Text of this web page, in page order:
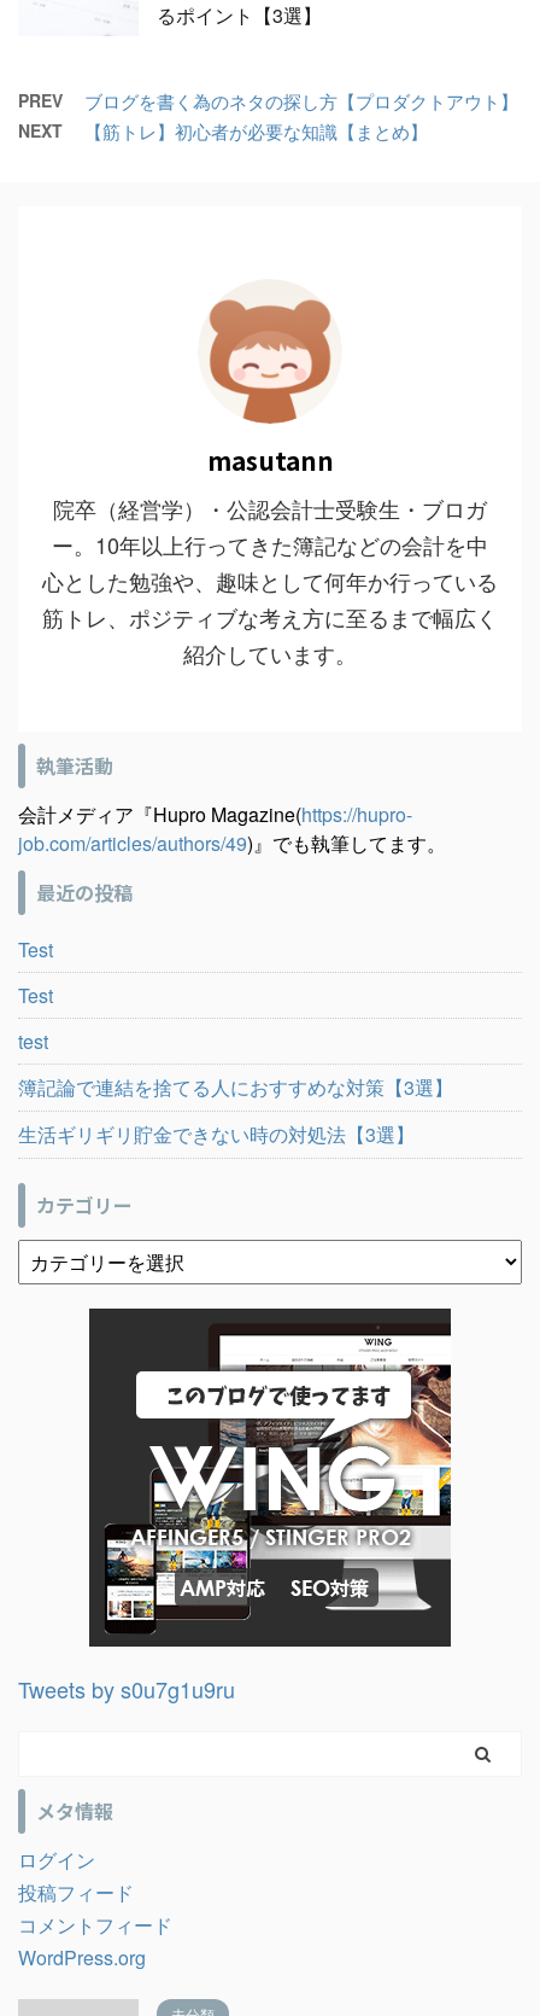
るポイント【3選】
PREV ブログを書く為のネタの探し方【プロダクトアウト】
NEXT 【筋トレ】初心者が必要な知識【まとめ】
masutann
院卒（経営学）・公認会計士受験生・ブロガ
ー。10年以上行ってきた簿記などの会計を中
心とした勉強や、趣味として何年か行っている
筋トレ、ポジティブな考え方に至るまで幅広く
紹介しています。
執筆活動
会計メディア『Hupro Magazine(https://hupro-
job.com/articles/authors/49)』でも執筆してます。
最近の投稿
Test
Test
test
簿記論で連結を捨てる人におすすめな対策【3選】
生活ギリギリ貯金できない時の対処法【3選】
カテゴリー
Tweets by s0u7g1u9ru
メタ情報
ログイン
投稿フィード
コメントフィード
WordPress.org